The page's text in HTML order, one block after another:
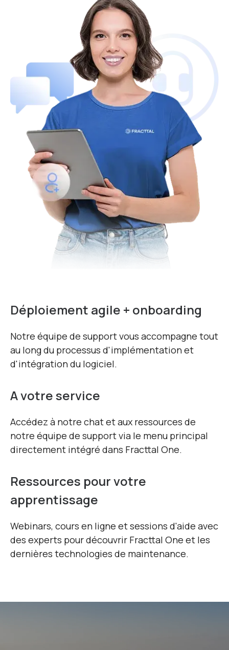
Déploiement agile + onboarding
Notre équipe de support vous accompagne tout
au long du processus d'implémentation et
d'intégration du logiciel.
A votre service
Accédez à notre chat et aux ressources de
notre équipe de support via le menu principal
directement intégré dans Fracttal One.
Ressources pour votre
apprentissage
Webinars, cours en ligne et sessions d'aide avec
des experts pour découvrir Fracttal One et les
dernières technologies de maintenance.